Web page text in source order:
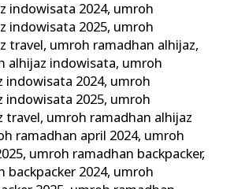
indowisata 2024, umroh
indowisata 2025, umroh
travel, umroh ramadhan alhijaz,
alhijaz indowisata, umroh
indowisata 2024, umroh
indowisata 2025, umroh
travel, umroh ramadhan alhijaz
ramadhan april 2024, umroh
, umroh ramadhan backpacker,
backpacker 2024, umroh